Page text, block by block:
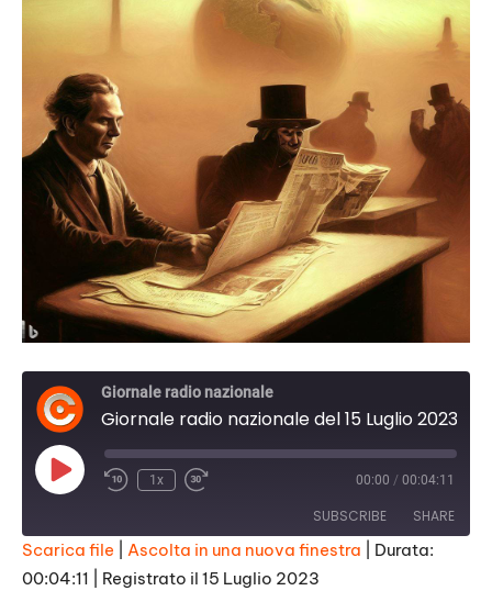
Giornale radio nazionale
Play
Episode
1x 00:00 / 00:04:11
SUBSCRIBE SHARE
SHARE
Scarica file Ascolta in una nuova finestra
Durata:
00:04:11
Registrato il 15 Luglio 2023